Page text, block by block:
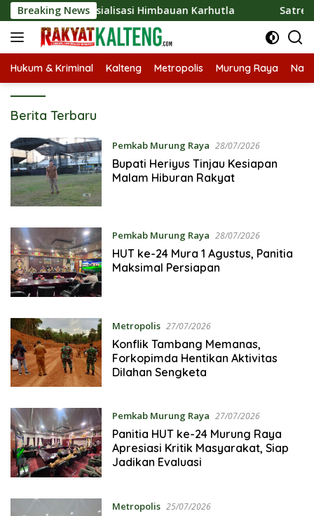
Langsung
ke
konten
Breaking News
Sosialisasi Himbauan Karhutla Satresnarkoba
Hukum & Kriminal Kalteng Metropolis Murung Raya
Rakyat
|
Corong
Informasi
Borneo
Berita Terbaru
Pemkab Murung Raya 28/07/2026
Bupati Heriyus Tinjau Kesiapan
Malam Hiburan Rakyat
Pemkab Murung Raya 28/07/2026
HUT ke-24 Mura 1 Agustus, Panitia
Maksimal Persiapan
Metropolis 27/07/2026
Konflik Tambang Memanas,
Forkopimda Hentikan Aktivitas
Dilahan Sengketa
Pemkab Murung Raya 27/07/2026
Panitia HUT ke-24 Murung Raya
Apresiasi Kritik Masyarakat, Siap
Jadikan Evaluasi
Metropolis 25/07/2026